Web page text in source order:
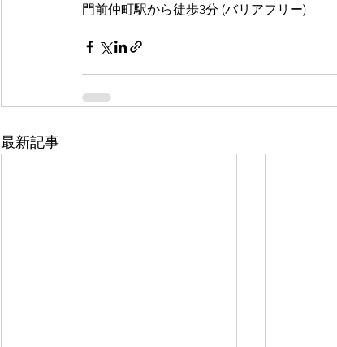
門前仲町駅から徒歩3分 (バリアフリー)
最新記事